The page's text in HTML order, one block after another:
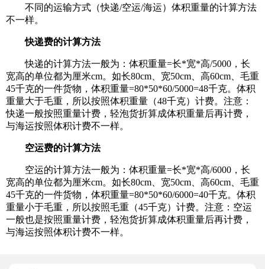
不同的运输方式（快递/空运/海运）体积重量的计算方法
不一样。
快递费的计算方法
快递的计算方法一般为：体积重量=长*宽*高/5000，长
宽高的单位都为厘米cm。如长80cm、宽50cm、高60cm、毛重
45千克的一件货物，体积重量=80*50*60/5000=48千克。体积
重量大于毛重，所以按照体积重量（48千克）计费。注意：
快递一般按照重量计费，轻泡货折算成体积重量后再计费，
与海运按照体积计费不一样。
空运费的计算方法
空运的计算方法一般为：体积重量=长*宽*高/6000，长
宽高的单位都为厘米cm。如长80cm、宽50cm、高60cm、毛重
45千克的一件货物，体积重量=80*50*60/6000=40千克。体积
重量小于毛重，所以按照毛重（45千克）计费。注意：空运
一般也是按照重量计费，轻泡货折算成体积重量后再计费，
与海运按照体积计费不一样。